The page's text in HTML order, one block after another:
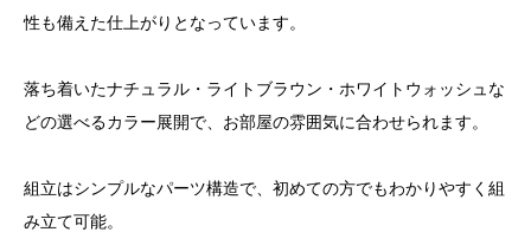
性も備えた仕上がりとなっています。
落ち着いたナチュラル・ライトブラウン・ホワイトウォッシュな
どの選べるカラー展開で、お部屋の雰囲気に合わせられます。
組立はシンプルなパーツ構造で、初めての方でもわかりやすく組
み立て可能。